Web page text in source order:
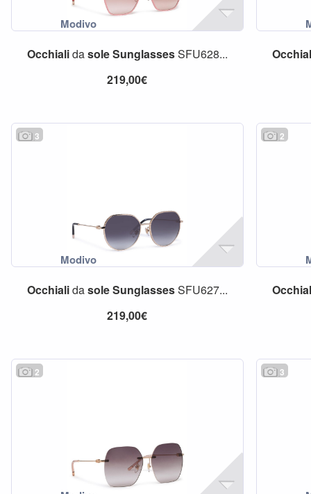
OcchialidasoleSunglassesSFU628...
219,00€
3
OcchialidasoleSunglassesSFU627...
219,00€
2
2 3